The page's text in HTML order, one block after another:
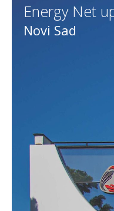
Energy Net
Novi Sad